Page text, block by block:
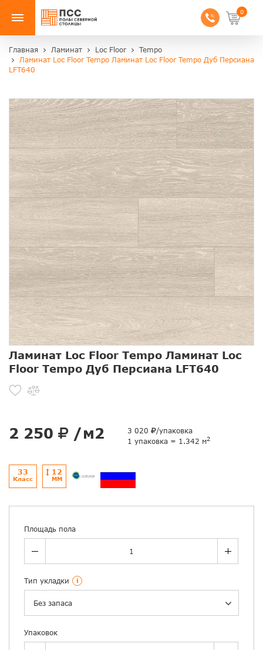
0
Главная Ламинат Loc Floor
Tempo
Ламинат Loc Floor Tempo Ламинат Loc Floor Tempo Дуб Персиана
LFT640
Ламинат Loc Floor Tempo Ламинат Loc
Floor Tempo Дуб Персиана LFT640
2 250 /м2 3 020
/упаковка
1 упаковка = 1.342 м2
33
Класс
12
ММ
Площадь пола
Тип укладки i
Без запаса
Упаковок